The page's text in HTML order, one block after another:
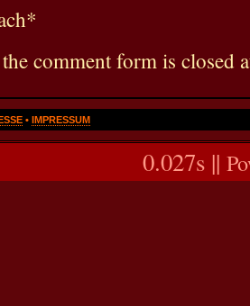
comment form is closed
• IMPRESSUM
0.027s ||